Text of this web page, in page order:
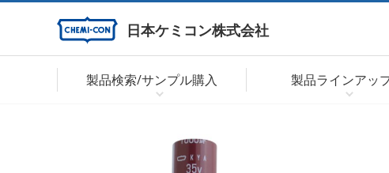
日本ケミコン株式会社
製品検索/サンプル購入 製品ラインアッ